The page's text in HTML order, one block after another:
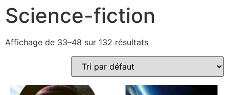
Science-fiction
Affichage de 33–48 sur 132 résultats